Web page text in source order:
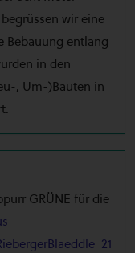
wir eine
Bebauung entlang
in den
, Um-)Bauten in
GRÜNE für die